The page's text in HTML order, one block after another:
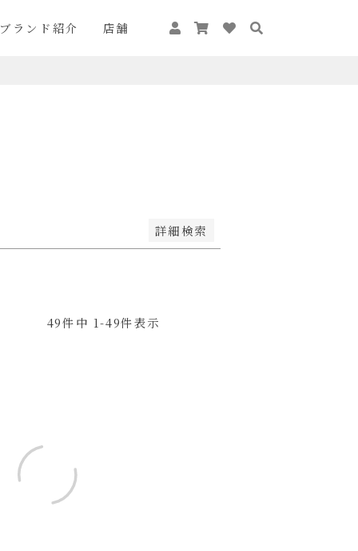
ブランド紹介 店舗
詳細検索
49件中 1-49件表示